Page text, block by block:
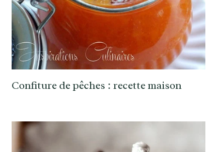
Confiture de pêches : recette maison